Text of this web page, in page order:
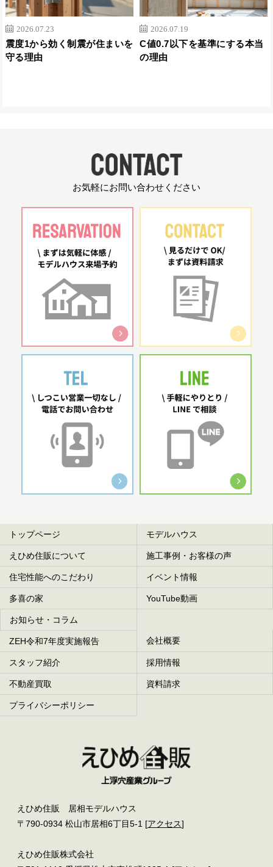
2026.07.23
震度1から効く制震が住まいを
守る理由
2026.07.19
C値0.7以下を基準にする本当
の理由
お気軽にお問い合わせください
トップページ モデルハウス
えひめ住販について 施工事例・お客様の声
住宅性能へのこだわり イベント情報
多喜の家 YouTube動画
お知らせ・コラム
ZEH令和7年度実施報告 会社概要
スタッフ紹介 採用情報
不動産買取 資料請求
プライバシーポリシー
えひめ住販 居相モデルハウス
〒790-0934 松山市居相6丁目5-1 [アクセス]
えひめ住販株式会社